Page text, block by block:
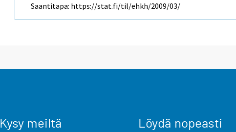
Saantitapa: https://stat.fi/til/ehkh/2009/03/
Kysy meiltä Löydä nopeasti